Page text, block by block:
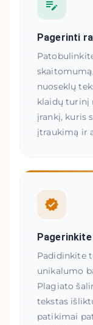
Pagerinti
nuoseklų
klaidų turinį
įrankį, kuris
įtraukimą ir
Padidinkite
unikalumo
Plagiato
tekstas
patikimai